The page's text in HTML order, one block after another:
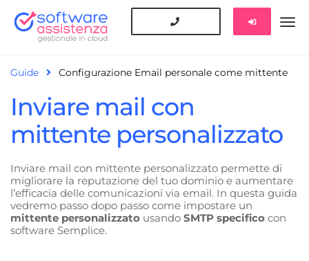
Guide Configurazione Email personale come mittente
Inviare mail con
mittente personalizzato
Inviare mail con mittente personalizzato permette di
migliorare la reputazione del tuo dominio e aumentare
l’efficacia delle comunicazioni via email. In questa guida
vedremo passo dopo passo come impostare un
mittente personalizzato usando SMTP specifico con
software Semplice.